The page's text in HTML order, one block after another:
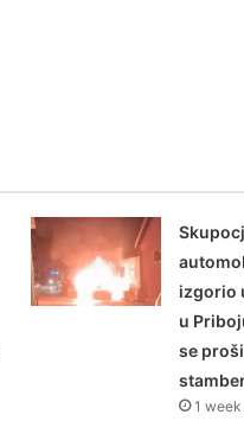
izgorio
u
se
1 week